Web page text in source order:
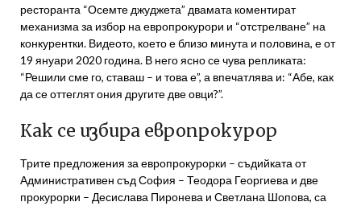
ресторанта “Осемте джуджета” двамата коментират
механизма за избор на европрокурори и “отстрелване” на
конкурентки. Видеото, което е близо минута и половина, е от
19 януари 2020 година. В него ясно се чува репликата:
“Решили сме го, ставаш – и това е”, а впечатлява и: “Абе, как
да се оттеглят ония другите две овци?”.
Как се избира европрокурор
Трите предложения за европрокурорки – съдийката от
Административен съд София – Теодора Георгиева и две
прокурорки – Десислава Пиронева и Светлана Шопова, са